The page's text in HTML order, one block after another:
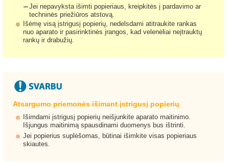
Jei nepavyksta išimti popieriaus, kreipkitės į pardavimo ar
techninės priežiūros atstovą.
Išėmę visą įstrigusį popierių, nedelsdami atitraukite rankas
nuo aparato ir pasirinktinės įrangos, kad velenėliai neįtrauktų
rankų ir drabužių.
Atsargumo priemonės išimant įstrigusį popierių
Išimdami įstrigusį popierių neišjunkite aparato maitinimo.
Išjungus maitinimą spausdinami duomenys bus ištrinti.
Jei popierius suplėšomas, būtinai išimkite visas popieriaus
skiautes.